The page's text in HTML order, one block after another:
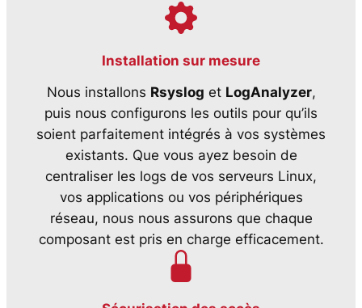
Installation sur mesure
Nous installons Rsyslog et LogAnalyzer,
puis nous configurons les outils pour qu’ils
soient parfaitement intégrés à vos systèmes
existants. Que vous ayez besoin de
centraliser les logs de vos serveurs Linux,
vos applications ou vos périphériques
réseau, nous nous assurons que chaque
composant est pris en charge efficacement.